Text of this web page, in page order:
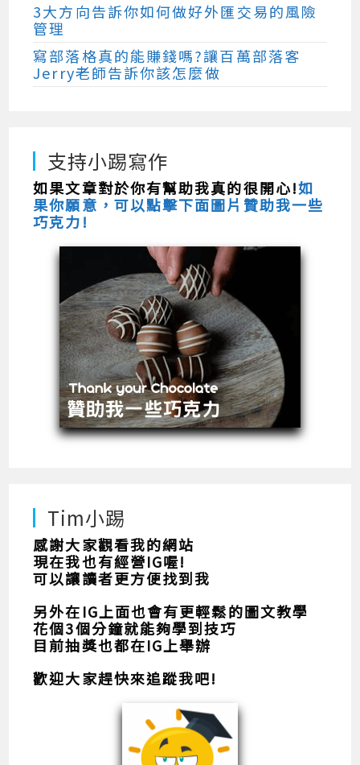
3大方向告訴你如何做好外匯交易的風險
管理
寫部落格真的能賺錢嗎?讓百萬部落客
Jerry老師告訴你該怎麼做
支持小踢寫作
如果文章對於你有幫助我真的很開心!如
果你願意，可以點擊下面圖片贊助我一些
巧克力!
Tim小踢
感謝大家觀看我的網站
現在我也有經營IG喔!
可以讓讀者更方便找到我
另外在IG上面也會有更輕鬆的圖文教學
花個3個分鐘就能夠學到技巧
目前抽獎也都在IG上舉辦
歡迎大家趕快來追蹤我吧!